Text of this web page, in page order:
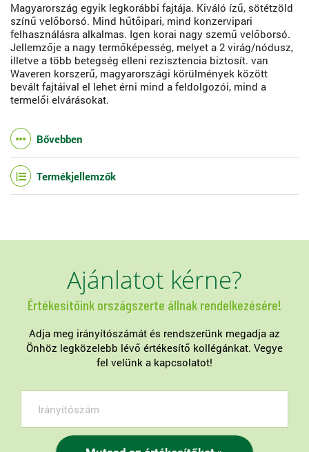
Magyarország egyik legkorábbi fajtája. Kiváló ízű, sötétzöld
színű velőborsó. Mind hűtőipari, mind konzervipari
felhasználásra alkalmas. Igen korai nagy szemű velőborsó.
Jellemzője a nagy termőképesség, melyet a 2 virág/nódusz,
illetve a több betegség elleni rezisztencia biztosít. van
Waveren korszerű, magyarországi körülmények között
bevált fajtáival el lehet érni mind a feldolgozói, mind a
termelői elvárásokat.
Bővebben
Termékjellemzők
Ajánlatot kérne?
Értékesítőink országszerte állnak rendelkezésére!
Adja meg irányítószámát és rendszerünk megadja az
Önhöz legközelebb lévő értékesítő kollégánkat. Vegye
fel velünk a kapcsolatot!